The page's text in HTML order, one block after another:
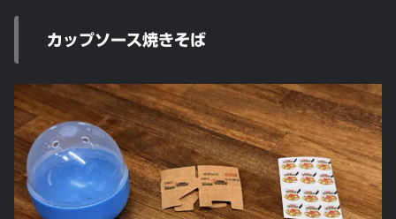
カップソース焼きそば